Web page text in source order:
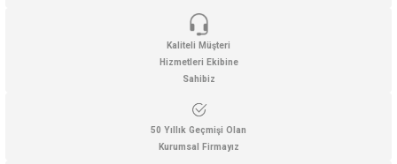
Kaliteli Müşteri
Hizmetleri Ekibine
Sahibiz
50 Yıllık Geçmişi Olan
Kurumsal Firmayız